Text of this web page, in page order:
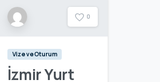
0
Vize ve Oturum
İzmir Yurt